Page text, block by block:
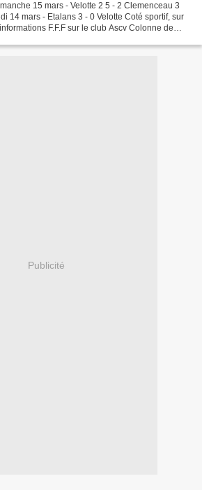
15 mars - Velotte 2 5 - 2 Clemenceau 3
14 mars - Etalans 3 - 0 Velotte Coté sportif, sur
F.F.F sur le club Ascv Colonne de
Publicité